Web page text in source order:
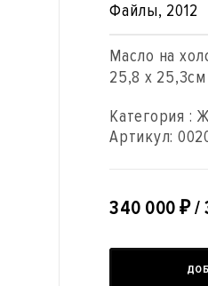
Файлы, 2012
Масло на
25,8 x 25,3см
Категория :
Артикул:
340 000 ₽/